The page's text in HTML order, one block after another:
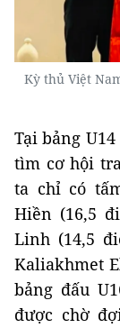
Kỳ thủ Việt
Tại bảng
tìm cơ hội
ta chỉ có
Hiền (16,5
Linh (14,5
Kaliakhmet
bảng đấu
được chờ